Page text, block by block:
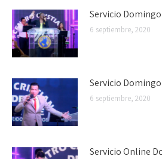
Servicio
6 septiembre, 2020
Servicio
6 septiembre, 2020
Servicio Online